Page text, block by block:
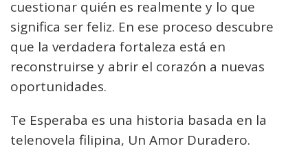
cuestionar quién es realmente y lo que
significa ser feliz. En ese proceso descubre
que la verdadera fortaleza está en
reconstruirse y abrir el corazón a nuevas
oportunidades.
Te Esperaba es una historia basada en la
telenovela filipina, Un Amor Duradero.